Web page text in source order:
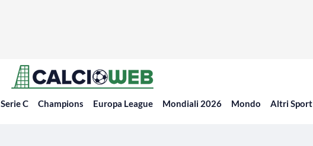
Serie C Champions Europa League Mondiali 2026 Mondo Altri Sport